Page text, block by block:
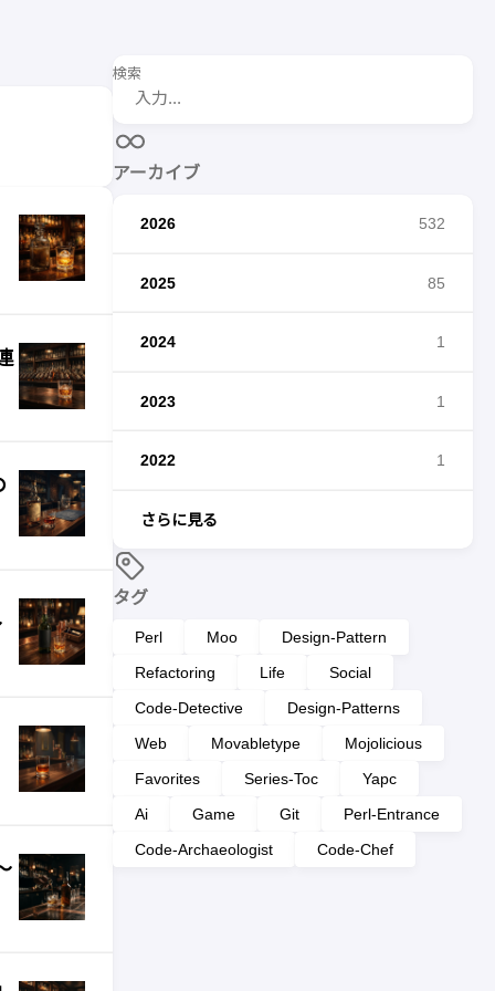
検索
アーカイブ
2026 532
2025 85
2024 1
2023 1
2022 1
さらに見る
タグ
Perl Moo
Design-Pattern
Refactoring
Life
Social
Code-Detective
Design-Patterns
Web
Movabletype
Mojolicious
Favorites
Series-Toc
Yapc
Ai
Game Git
Perl-Entrance
Code-Archaeologist
Code-Chef